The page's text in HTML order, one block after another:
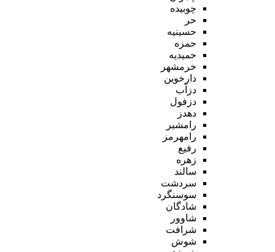
چوبیده
حر
حسینیه
حمزه
حمیدیه
خرمشهر
دارخوین
دزآب
دزفول
دهدز
رامشیر
رامهرمز
رفیع
زهره
سالند
سردشت
سوسنگرد
شادگان
شاوور
شرافت
شوش